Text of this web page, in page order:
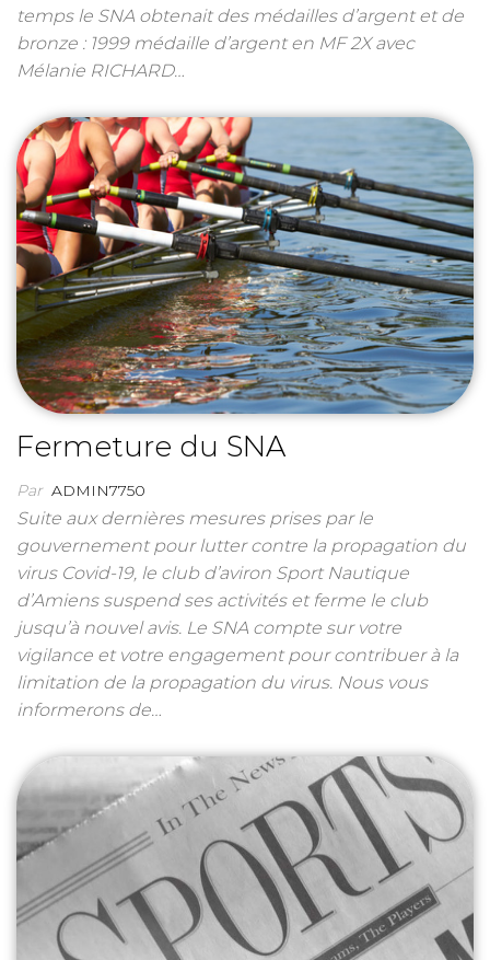
temps le SNA obtenait des médailles d’argent et de
bronze : 1999 médaille d’argent en MF 2X avec
Mélanie RICHARD…
Fermeture du SNA
Par ADMIN7750
Suite aux dernières mesures prises par le
gouvernement pour lutter contre la propagation du
virus Covid-19, le club d’aviron Sport Nautique
d’Amiens suspend ses activités et ferme le club
jusqu’à nouvel avis. Le SNA compte sur votre
vigilance et votre engagement pour contribuer à la
limitation de la propagation du virus. Nous vous
informerons de…